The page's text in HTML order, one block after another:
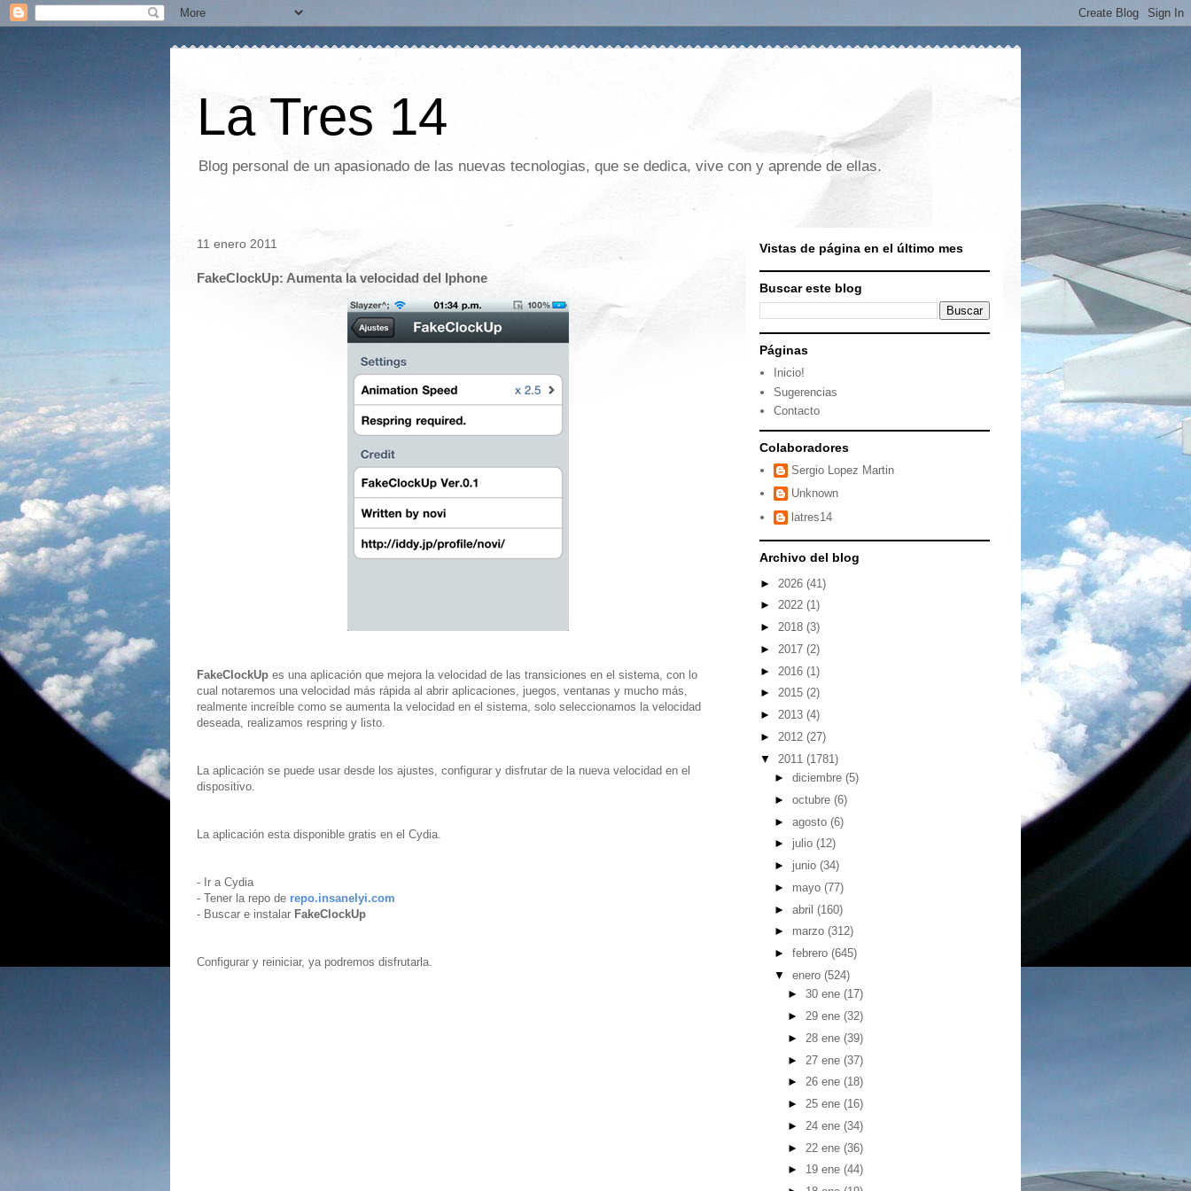
La Tres 14
Blog personal de un apasionado de las nuevas tecnologias, que se dedica, vive con y aprende de ellas.
11 enero 2011
FakeClockUp: Aumenta la velocidad del Iphone
FakeClockUp es una aplicación que mejora la velocidad de las transiciones en el sistema, con lo
cual notaremos una velocidad más rápida al abrir aplicaciones, juegos, ventanas y mucho más,
realmente increíble como se aumenta la velocidad en el sistema, solo seleccionamos la velocidad
deseada, realizamos respring y listo.
La aplicación se puede usar desde los ajustes, configurar y disfrutar de la nueva velocidad en el
dispositivo.
La aplicación esta disponible gratis en el Cydia.
- Ir a Cydia
- Tener la repo de repo.insanelyi.com
- Buscar e instalar FakeClockUp
Configurar y reiniciar, ya podremos disfrutarla.
Vistas de página en el último mes
Buscar este blog
Páginas
Inicio!
Sugerencias
Contacto
Colaboradores
Sergio Lopez Martin
Unknown
latres14
Archivo del blog
► 2026 (41)
► 2022 (1)
► 2018 (3)
► 2017 (2)
► 2016 (1)
► 2015 (2)
► 2013 (4)
► 2012 (27)
▼ 2011 (1781)
► diciembre (5)
► octubre (6)
► agosto (6)
► julio (12)
► junio (34)
► mayo (77)
► abril (160)
► marzo (312)
► febrero (645)
▼ enero (524)
►30 ene(17)
►29 ene(32)
► 28 ene(39)
► 27 ene(37)
►26 ene(18)
►25 ene(16)
► 24 ene(34)
► 22 ene(36)
► 19 ene(44)